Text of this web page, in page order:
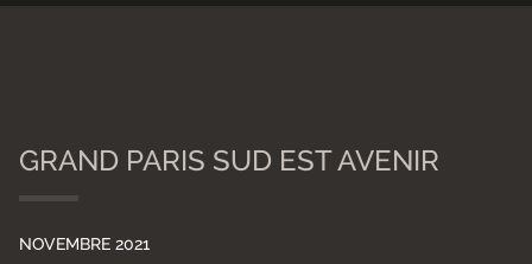
GRAND PARIS SUD EST AVENIR
NOVEMBRE 2021